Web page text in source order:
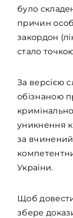
було
причин
закордон
стало
За версією
обізнаною
уникнення
за
України.
Щоб
збере